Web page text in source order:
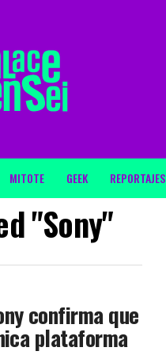
MITOTE GEEK REPORTAJES
"Sony"
confirma que
plataforma